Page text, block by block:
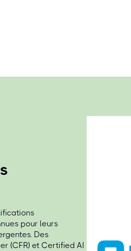
pour leurs
Des
(CFR) et Certified AI